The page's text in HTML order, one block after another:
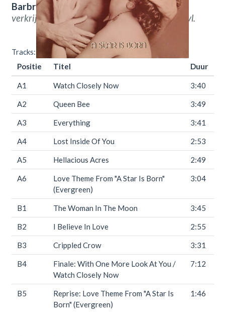
Barbra Streisand – A Star Is Born. Nu
verkrijgbaar bijThrowbackVintage Hifi & Vinyl.
Tracks:
Positie
Titel Duur
A1 Watch Closely Now 3:40
A2 Queen Bee 3:49
A3 Everything 3:41
A4 Lost Inside Of You 2:53
A5 Hellacious Acres 2:49
A6
Love Theme From "A Star Is Born"
(Evergreen)
3:04
B1 The Woman In The Moon 3:45
B2 I Believe In Love 2:55
B3 Crippled Crow 3:31
B4
Finale: With One More Look At You /
Watch Closely Now
7:12
B5
Reprise: Love Theme From "A Star Is
Born" (Evergreen)
1:46